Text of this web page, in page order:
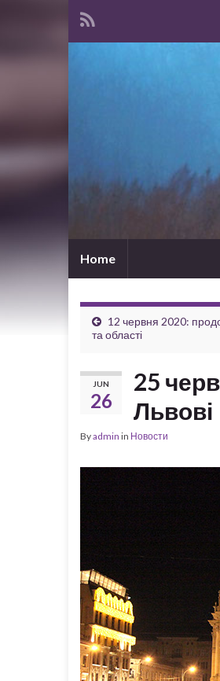
Home
12 червня 2020:
та області
JUN
26
25
Львові
Byadmin in Новости